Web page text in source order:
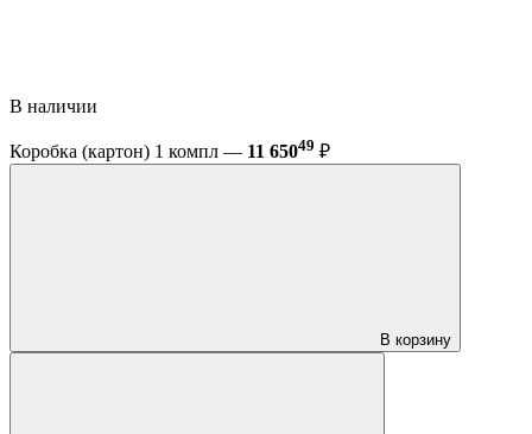
В наличии
Коробка (картон) 1 компл — 11 65049 ₽
В корзину